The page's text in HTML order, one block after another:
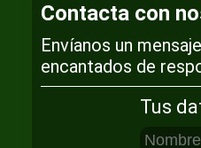
Contacta con
Envíanos un
encantados de
Tus